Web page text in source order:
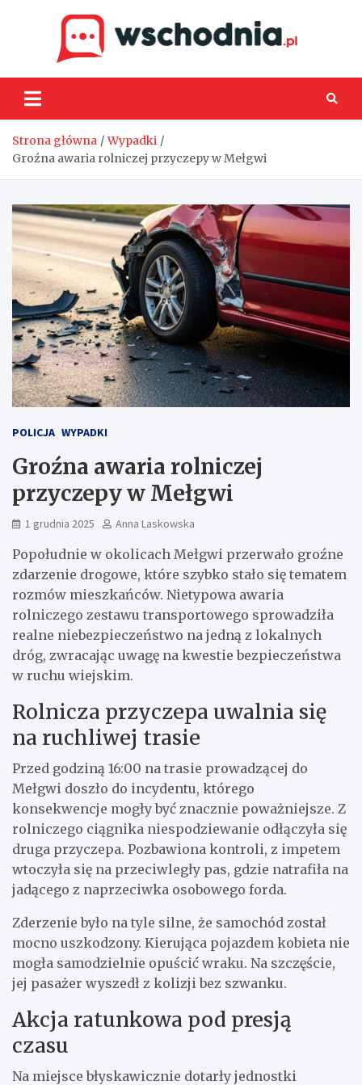
Strona główna
Wypadki
Groźna awaria rolniczej przyczepy w Mełgwi
POLICJA WYPADKI
Groźna awaria rolniczej
przyczepy w Mełgwi
1 grudnia 2025 Anna Laskowska
Popołudnie w okolicach Mełgwi przerwało groźne
zdarzenie drogowe, które szybko stało się tematem
rozmów mieszkańców. Nietypowa awaria
rolniczego zestawu transportowego sprowadziła
realne niebezpieczeństwo na jedną z lokalnych
dróg, zwracając uwagę na kwestie bezpieczeństwa
w ruchu wiejskim.
Rolnicza przyczepa uwalnia się
na ruchliwej trasie
Przed godziną 16:00 na trasie prowadzącej do
Mełgwi doszło do incydentu, którego
konsekwencje mogły być znacznie poważniejsze. Z
rolniczego ciągnika niespodziewanie odłączyła się
druga przyczepa. Pozbawiona kontroli, z impetem
wtoczyła się na przeciwległy pas, gdzie natrafiła na
jadącego z naprzeciwka osobowego forda.
Zderzenie było na tyle silne, że samochód został
mocno uszkodzony. Kierująca pojazdem kobieta nie
mogła samodzielnie opuścić wraku. Na szczęście,
jej pasażer wyszedł z kolizji bez szwanku.
Akcja ratunkowa pod presją
czasu
Na miejsce błyskawicznie dotarły jednostki